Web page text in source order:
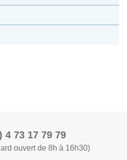
4 73 17 79 79
ouvert de 8h à 16h30)